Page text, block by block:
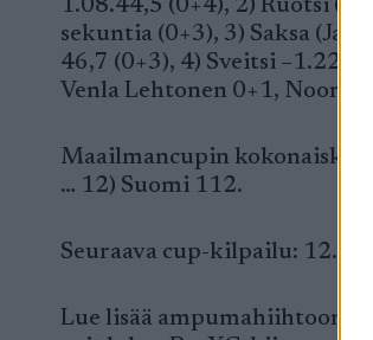
1.08.44,5 (0+4), 2) Ruotsi
sekuntia (0+3), 3) Saksa
46,7 (0+3), 4) Sveitsi
Venla Lehtonen 0+1, Noora
Maailmancupin
… 12) Suomi 112.
Seuraava cup-kilpailu: 12.
Lue lisää ampumahiihtoon